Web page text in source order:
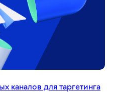
каналов для таргетинга